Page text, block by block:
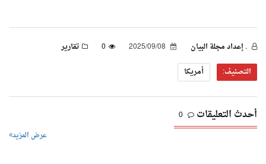
. إعداد مجلة البيان 0
تقارير
التصنيف:
أمريكا
أحدث التعليقات 0
عرض المزيد